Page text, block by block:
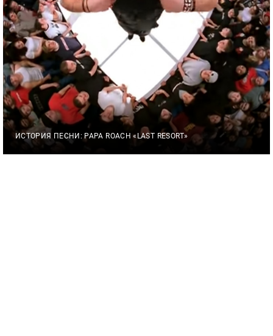
ИСТОРИЯ ПЕСНИ: PAPA ROACH «LAST RESORT»